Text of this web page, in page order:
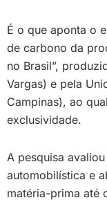
É o que aponta o
de carbono da
no Brasil”,
Vargas) e pela
Campinas), ao
exclusividade.
A pesquisa
automobilística e
matéria-prima até